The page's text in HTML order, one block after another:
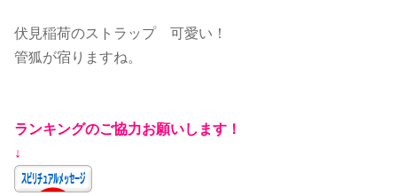
伏見稲荷のストラップ 可愛い！
管狐が宿りますね。
ランキングのご協力お願いします！
↓